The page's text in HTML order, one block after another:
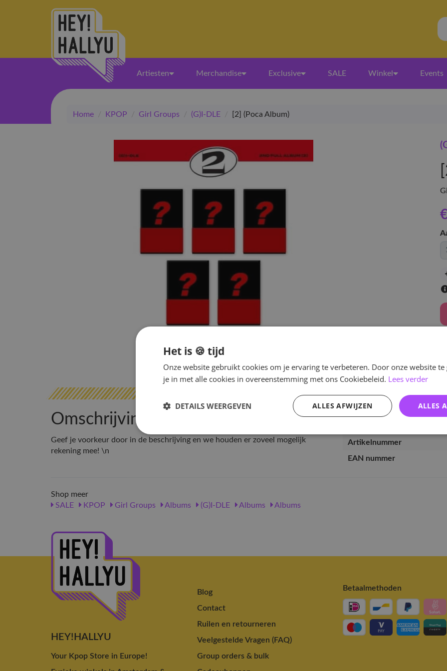
Artiesten Merchandise Exclusive SALE Winkel Events
Home / KPOP / Girl Groups / (G)I-DLE / [2] (Poca Album)
Omschrijving
Geef je voorkeur door in de beschrijving en we houden er zoveel mogelijk
rekening mee! \n
Specificaties
Artikelnummer
EAN nummer
Shop meer
SALE
KPOP Girl Groups Albums (G)I-DLE Albums Albums
HEY!HALLYU
Your Kpop Store in Europe!
Blog
Contact
Ruilen en retourneren
Veelgestelde Vragen (FAQ)
Group orders & bulk
Betaalmethoden
Het is 🍪 tijd
Onze website gebruikt cookies om je ervaring te verbeteren. Door onze website
je in met alle cookies in overeenstemming met ons Cookiebeleid. Lees verder
ALLES
ALLES AFWIJZEN
DETAILS WEERGEVEN